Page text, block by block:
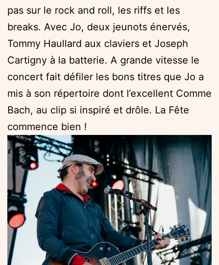
pas sur le rock and roll, les riffs et les
breaks. Avec Jo, deux jeunots énervés,
Tommy Haullard aux claviers et Joseph
Cartigny à la batterie. A grande vitesse le
concert fait défiler les bons titres que Jo a
mis à son répertoire dont l’excellent Comme
Bach, au clip si inspiré et drôle. La Fête
commence bien !